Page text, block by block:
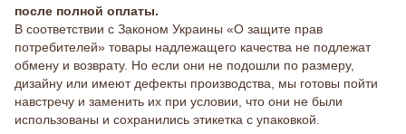
после полной оплаты.
В соответствии с Законом Украины «О защите прав
потребителей» товары надлежащего качества не подлежат
обмену и возврату. Но если они не подошли по размеру,
дизайну или имеют дефекты производства, мы готовы пойти
навстречу и заменить их при условии, что они не были
использованы и сохранились этикетка с упаковкой.